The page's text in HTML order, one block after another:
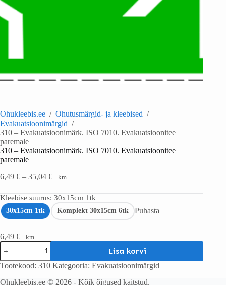
Ohukleebis.ee / Ohutusmärgid- ja kleebised /
Evakuatsioonimärgid /
310 – Evakuatsioonimärk. ISO 7010. Evakuatsioonitee
paremale
310 – Evakuatsioonimärk. ISO 7010. Evakuatsioonitee
paremale
6,49 € – 35,04 € +km
Kleebise suurus: 30x15cm 1tk
30x15cm 1tk Komplekt 30x15cm 6tk Puhasta
6,49 € +km
Lisa korvi
Tootekood: 310 Kategooria: Evakuatsioonimärgid
Ohukleebis.ee © 2026 - Kõik õigused kaitstud.